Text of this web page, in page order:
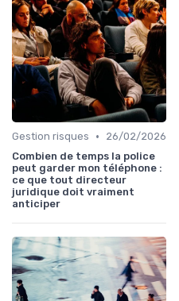
Gestion risques •
26/02/2026
Combien de temps la police
peut garder mon téléphone :
ce que tout directeur
juridique doit vraiment
anticiper